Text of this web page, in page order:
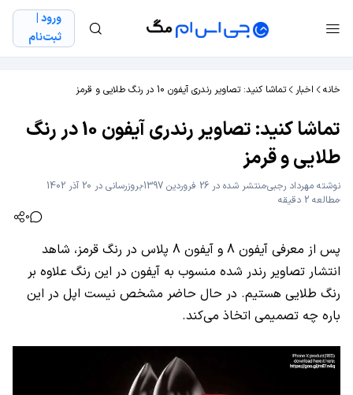
ورود |
ثبت‌نام
خانه اخبار تماشا کنید: تصاویر رندری آیفون 10 در رنگ طلایی و قرمز
تماشا کنید: تصاویر رندری آیفون 10 در رنگ
طلایی و قرمز
نوشته مهرداد رجبیمنتشر شده در 26 فروردین 1397
بروزرسانی در 20 آذر 1402
مطالعه 2 دقیقه
0
پس از معرفی آیفون 8 و آیفون 8 پلاس در رنگ قرمز، شاهد
انتشار تصاویر رندر شده منسوب به آیفون در این رنگ علاوه بر
رنگ طلایی هستیم. در حال حاضر مشخص نیست اپل در این
باره چه تصمیمی اتخاذ می‌کند.